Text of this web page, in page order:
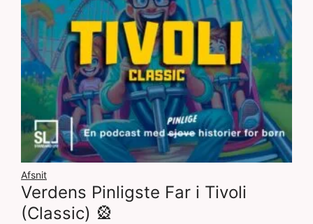
Afsnit
Verdens Pinligste Far i Tivoli
(Classic) 🎡